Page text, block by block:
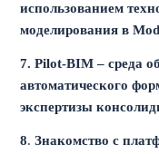
использованием
моделирования в
7. Pilot-BIM – среда
автоматического
экспертизы
8. Знакомство с